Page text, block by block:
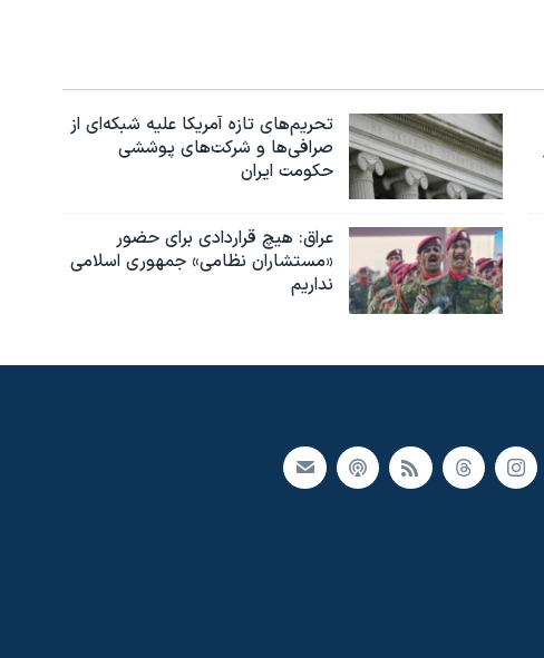
تحریم‌های تازه آمریکا علیه شبکه‌ای از
صرافی‌ها و شرکت‌های پوششی
حکومت ایران
عراق: هیچ قراردادی برای حضور
«مستشاران نظامی» جمهوری اسلامی
نداریم